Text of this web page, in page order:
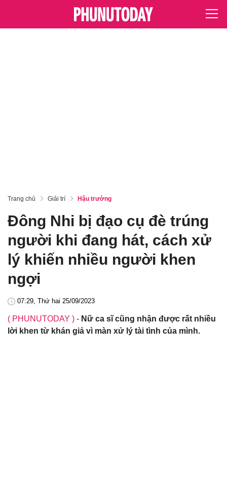
Trang chủ Giải trí Hậu trường
Đông Nhi bị đạo cụ đè trúng
người khi đang hát, cách xử
lý khiến nhiều người khen
ngợi
07:29, Thứ hai 25/09/2023
( PHUNUTODAY ) - Nữ ca sĩ cũng nhận được rất nhiều
lời khen từ khán giả vì màn xử lý tài tình của mình.